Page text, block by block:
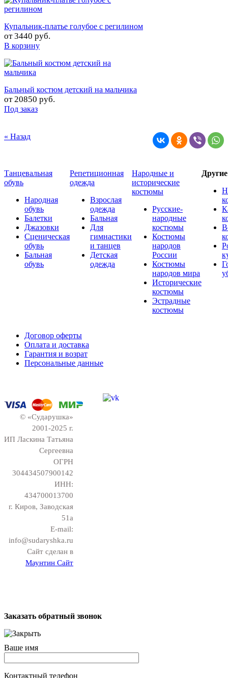
Купальник-платье голубое с регилином
от3440 руб.
В корзину
Бальный костюм детский на мальчика
от 20850 руб.
Под заказ
« Назад
Танцевальная
обувь
Народная
обувь
Балетки
Джазовки
Сценическая
обувь
Бальная
обувь
Репетиционная
одежда
Взрослая
одежда
Бальная
Для
гимнастики
и танцев
Детская
одежда
Народные и
исторические
костюмы
Русские-
народные
костюмы
Костюмы
народов
России
Костюмы
народов мира
Исторические
костюмы
Эстрадные
костюмы
Договор оферты
Оплата и доставка
Гарантия и возрат
Персональные данные
© «Сударушка»
2001-2025 г.
ИП Ласкина Татьяна
Сергеевна
ОГРН
304434507900142
ИНН:
434700013700
г. Киров, Заводская
51а
E-mail:
info@sudaryshka.ru
Сайт сделан в
Маунтин Сайт
Заказать обратный звонок
Ваше имя
Контактный телефон